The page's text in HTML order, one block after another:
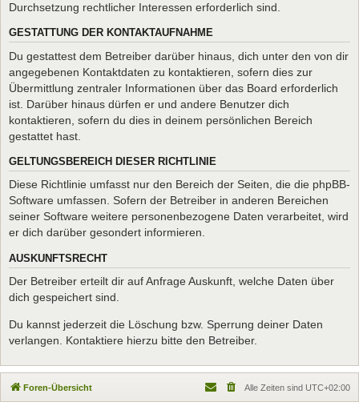
Durchsetzung rechtlicher Interessen erforderlich sind.
GESTATTUNG DER KONTAKTAUFNAHME
Du gestattest dem Betreiber darüber hinaus, dich unter den von dir
angegebenen Kontaktdaten zu kontaktieren, sofern dies zur
Übermittlung zentraler Informationen über das Board erforderlich
ist. Darüber hinaus dürfen er und andere Benutzer dich
kontaktieren, sofern du dies in deinem persönlichen Bereich
gestattet hast.
GELTUNGSBEREICH DIESER RICHTLINIE
Diese Richtlinie umfasst nur den Bereich der Seiten, die die phpBB-
Software umfassen. Sofern der Betreiber in anderen Bereichen
seiner Software weitere personenbezogene Daten verarbeitet, wird
er dich darüber gesondert informieren.
AUSKUNFTSRECHT
Der Betreiber erteilt dir auf Anfrage Auskunft, welche Daten über
dich gespeichert sind.
Du kannst jederzeit die Löschung bzw. Sperrung deiner Daten
verlangen. Kontaktiere hierzu bitte den Betreiber.
Foren-Übersicht Alle Zeiten sind UTC+02:00